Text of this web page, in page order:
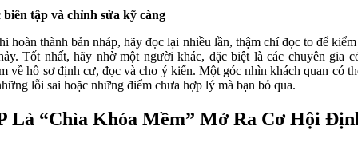
tập và chỉnh sửa kỹ càng
hoàn thành bản nháp, hãy đọc lại nhiều lần, thậm chí đọc to để
Tốt nhất, hãy nhờ một người khác, đặc biệt là các chuyên gia
về hồ sơ định cư, đọc và cho ý kiến. Một góc nhìn khách quan có
lỗi sai hoặc những điểm chưa hợp lý mà bạn bỏ qua.
Là “Chìa Khóa Mềm” Mở Ra Cơ Hội